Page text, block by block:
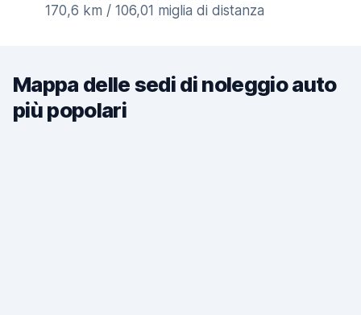
170,6 km / 106,01 miglia di distanza
Mappa delle sedi di noleggio auto
più popolari